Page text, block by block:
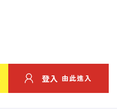
登入 由此進入